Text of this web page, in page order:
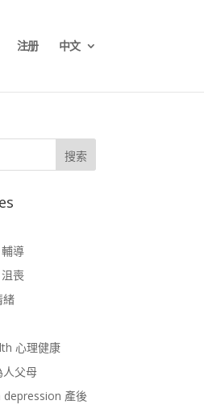
注册 中文
導
喪
緒
心理健康
父母
產後